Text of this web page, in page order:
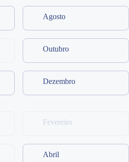
Agosto
Outubro
Dezembro
Fevereiro
Abril